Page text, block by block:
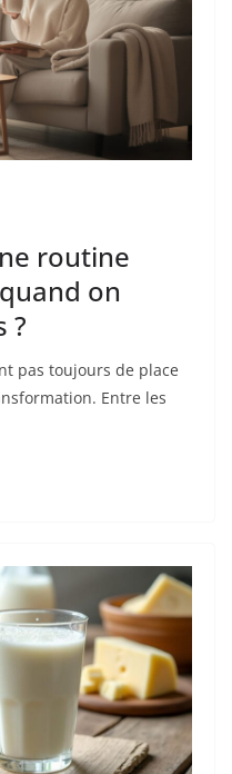
routine
on
?
pas toujours de place
Entre les